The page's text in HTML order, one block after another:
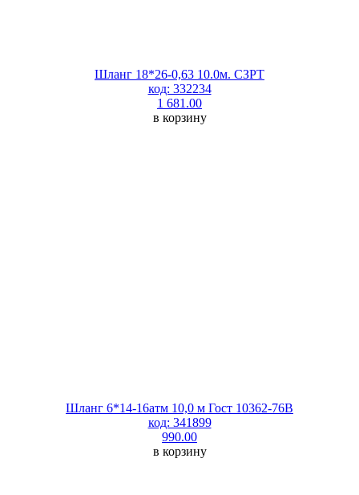
Шланг 18*26-0,63 10.0м. СЗРТ
код: 332234
1 681.00
в корзину
Шланг 6*14-16атм 10,0 м Гост 10362-76В
код: 341899
990.00
в корзину